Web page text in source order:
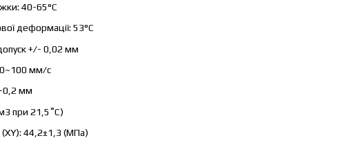
40-65°C
деформації: 53°C
+/- 0,02 мм
мм/с
0,2 мм
при 21,5˚C)
(XY): 44,2±1,3 (МПа)